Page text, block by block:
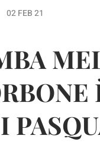
02 FEB 21